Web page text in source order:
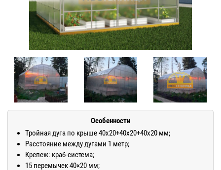
Особенности
Тройная дуга по крыше 40х20+40х20+40х20 мм;
Расстояние между дугами 1 метр;
Крепеж: краб-система;
15 перемычек 40×20 мм;